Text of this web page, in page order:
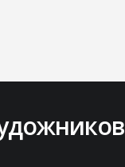
sit amet, consectetur